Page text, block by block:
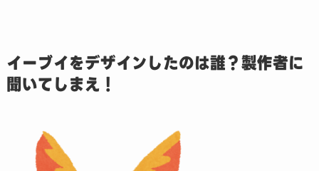
イーブイをデザインしたのは誰？製作者に
聞いてしまえ！